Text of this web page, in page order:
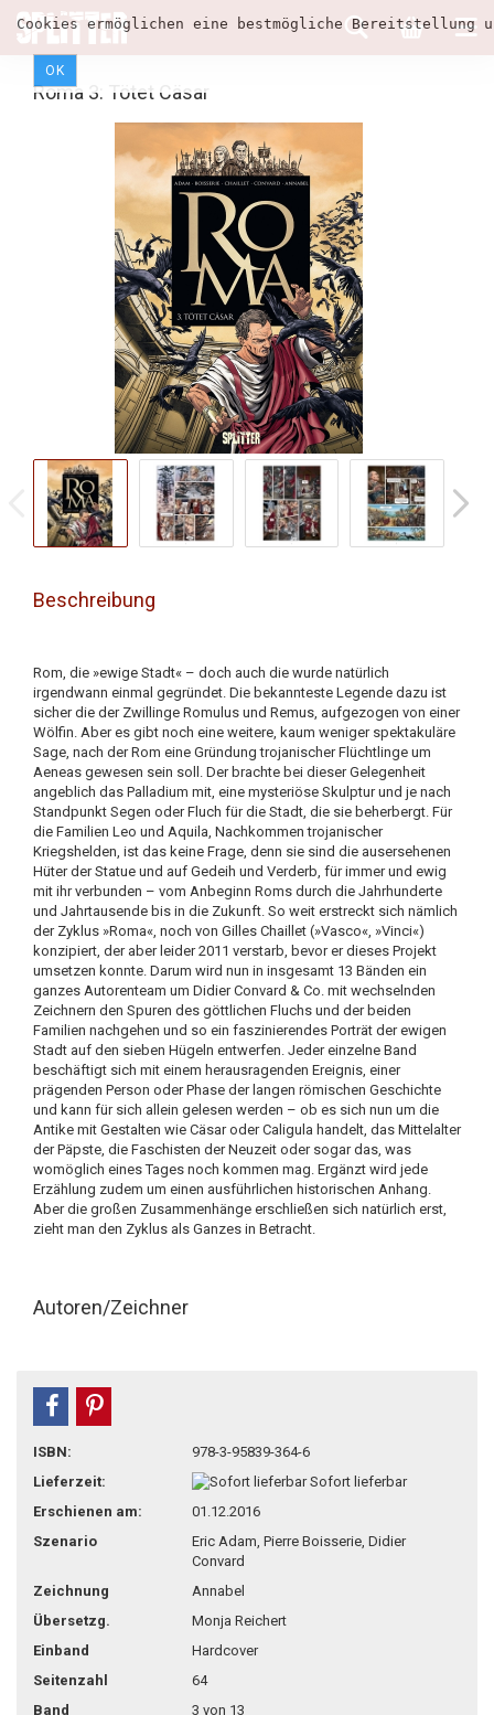
Cookies ermöglichen eine bestmögliche
OK
Roma 3: Tötet Cäsar
Beschreibung
Rom, die »ewige Stadt« – doch auch die wurde natürlich
irgendwann einmal gegründet. Die bekannteste Legende dazu ist
sicher die der Zwillinge Romulus und Remus, aufgezogen von einer
Wölfin. Aber es gibt noch eine weitere, kaum weniger spektakuläre
Sage, nach der Rom eine Gründung trojanischer Flüchtlinge um
Aeneas gewesen sein soll. Der brachte bei dieser Gelegenheit
angeblich das Palladium mit, eine mysteriöse Skulptur und je nach
Standpunkt Segen oder Fluch für die Stadt, die sie beherbergt. Für
die Familien Leo und Aquila, Nachkommen trojanischer
Kriegshelden, ist das keine Frage, denn sie sind die ausersehenen
Hüter der Statue und auf Gedeih und Verderb, für immer und ewig
mit ihr verbunden – vom Anbeginn Roms durch die Jahrhunderte
und Jahrtausende bis in die Zukunft. So weit erstreckt sich nämlich
der Zyklus »Roma«, noch von Gilles Chaillet (»Vasco«, »Vinci«)
konzipiert, der aber leider 2011 verstarb, bevor er dieses Projekt
umsetzen konnte. Darum wird nun in insgesamt 13 Bänden ein
ganzes Autorenteam um Didier Convard & Co. mit wechselnden
Zeichnern den Spuren des göttlichen Fluchs und der beiden
Familien nachgehen und so ein faszinierendes Porträt der ewigen
Stadt auf den sieben Hügeln entwerfen. Jeder einzelne Band
beschäftigt sich mit einem herausragenden Ereignis, einer
prägenden Person oder Phase der langen römischen Geschichte
und kann für sich allein gelesen werden – ob es sich nun um die
Antike mit Gestalten wie Cäsar oder Caligula handelt, das Mittelalter
der Päpste, die Faschisten der Neuzeit oder sogar das, was
womöglich eines Tages noch kommen mag. Ergänzt wird jede
Erzählung zudem um einen ausführlichen historischen Anhang.
Aber die großen Zusammenhänge erschließen sich natürlich erst,
zieht man den Zyklus als Ganzes in Betracht.
Autoren/Zeichner
teilen
ISBN:
978-3-95839-364-6
Lieferzeit:
Sofort lieferbar
Erschienen am:
01.12.2016
Szenario
Eric Adam, Pierre Boisserie, Didier
Convard
Zeichnung
Annabel
Übersetzg.
Monja Reichert
Einband
Hardcover
Seitenzahl
64
Band
3 von 13